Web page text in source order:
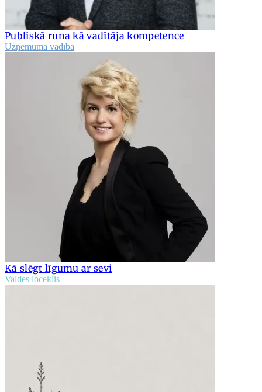
Publiskā runa kā vadītāja kompetence
Uzņēmuma vadība
Kā slēgt līgumu ar sevi
Valdes loceklis